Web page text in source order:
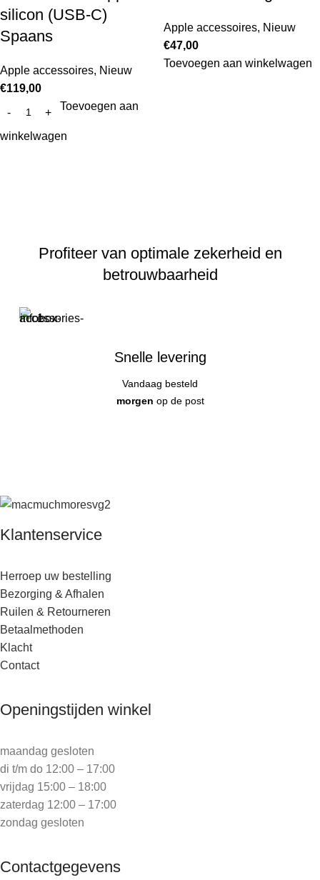
silicon (USB-C)
Spaans
Apple accessoires, Nieuw
€119,00
Toevoegen aan
winkelwagen
Apple accessoires, Nieuw
€47,00
Toevoegen aan winkelwagen
Profiteer van optimale zekerheid en
betrouwbaarheid
Snelle levering
Vandaag besteld
morgen op de post
Klantenservice
Herroep uw bestelling
Bezorging & Afhalen
Ruilen & Retourneren
Betaalmethoden
Klacht
Contact
Openingstijden winkel
maandag gesloten
di t/m do 12:00 – 17:00
vrijdag 15:00 – 18:00
zaterdag 12:00 – 17:00
zondag gesloten
Contactgegevens